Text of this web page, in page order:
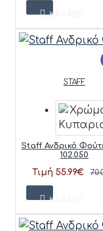
ΚΑΛΆΘΙ
STAFF
Staff Ανδρικό
102.050
Τιμή 55.99€
ΚΑΛΆΘΙ